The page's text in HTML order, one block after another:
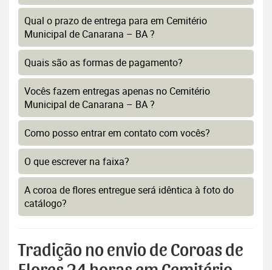
Qual o prazo de entrega para em Cemitério
Municipal de Canarana – BA ?
Quais são as formas de pagamento?
Vocês fazem entregas apenas no Cemitério
Municipal de Canarana – BA ?
Como posso entrar em contato com vocês?
O que escrever na faixa?
A coroa de flores entregue será idêntica à foto do
catálogo?
Tradição no envio de Coroas de